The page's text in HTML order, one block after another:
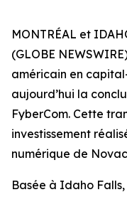
MONTRÉAL et
(GLOBE
américain en
aujourd’hui la
FyberCom. Cette
investissement
numérique de
Basée à Idaho